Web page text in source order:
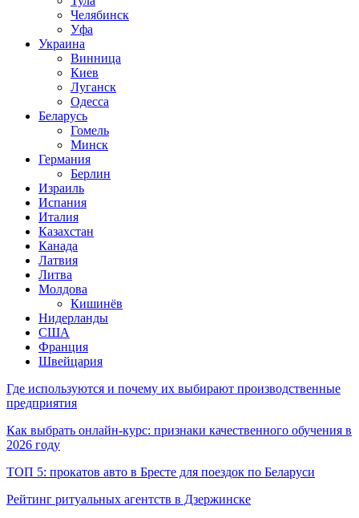
Челябинск
Уфа
Украина
Винница
Киев
Луганск
Одесса
Беларусь
Гомель
Минск
Германия
Берлин
Израиль
Испания
Италия
Казахстан
Канада
Латвия
Литва
Молдова
Кишинёв
Нидерланды
США
Франция
Швейцария
Где используются и почему их выбирают производственные
предприятия
Как выбрать онлайн-курс: признаки качественного обучения в
2026 году
ТОП 5: прокатов авто в Бресте для поездок по Беларуси
Рейтинг ритуальных агентств в Дзержинске